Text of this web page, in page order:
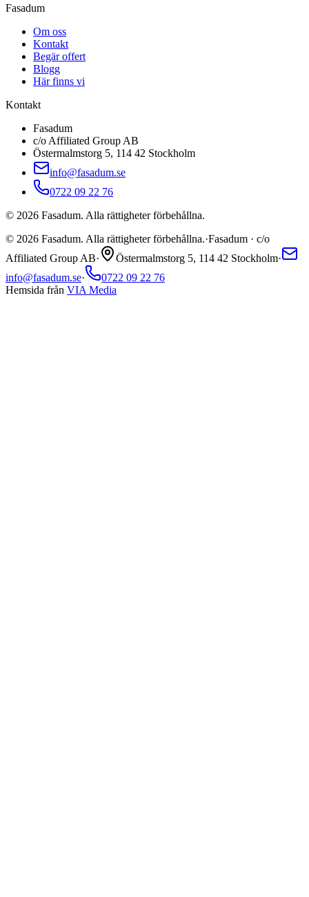
Fasadum
Om oss
Kontakt
Begär offert
Blogg
Här finns vi
Kontakt
Fasadum
c/o Affiliated Group AB
Östermalmstorg 5, 114 42 Stockholm
info@fasadum.se
0722 09 22 76
© 2026 Fasadum. Alla rättigheter förbehållna.
© 2026 Fasadum. Alla rättigheter förbehållna.·Fasadum · c/o
Affiliated Group AB· Östermalmstorg 5, 114 42 Stockholm·
info@fasadum.se·
0722 09 22 76
Hemsida från VIA Media